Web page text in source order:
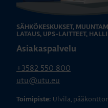
SÄHKÖKESKUKSET,
LATAUS, UPS-LAITTEET,
Asiakaspalvelu
+3582 550 800
utu@utu.eu
Toimipiste: Ulvila,